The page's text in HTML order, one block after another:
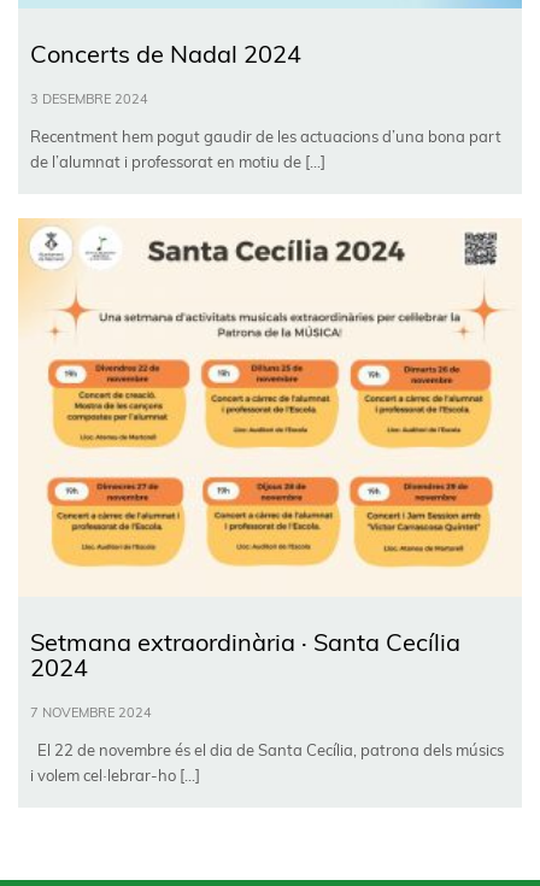
Concerts de Nadal 2024
3 DESEMBRE 2024
Recentment hem pogut gaudir de les actuacions d’una bona part
de l’alumnat i professorat en motiu de […]
Setmana extraordinària · Santa Cecília
2024
7 NOVEMBRE 2024
El 22 de novembre és el dia de Santa Cecília, patrona dels músics
i volem cel·lebrar-ho […]